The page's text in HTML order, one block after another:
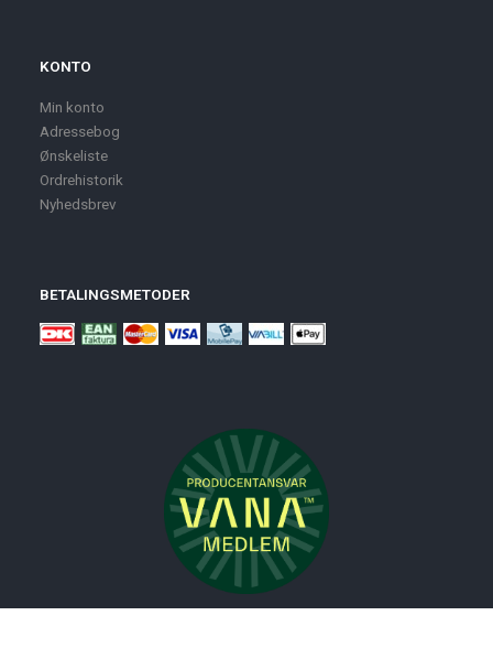
KONTO
Min konto
Adressebog
Ønskeliste
Ordrehistorik
Nyhedsbrev
BETALINGSMETODER